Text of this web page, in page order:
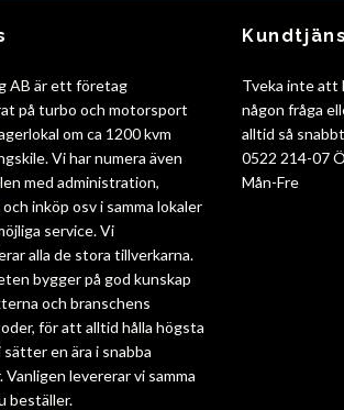
AB är ett företag
på turbo och motorsport
om ca 1200 kvm
Vi har numera även
med administration,
inköp osv i samma lokaler
service. Vi
alla de stora tillverkarna.
bygger på god kunskap
och branschens
för att alltid hålla högsta
en ära i snabba
Vanligen levererar vi samma
beställer.
Tveka inte att
någon fråga
alltid så
0522 214-07
Mån-Fre